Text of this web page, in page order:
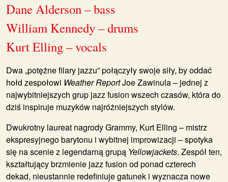
Dane Alderson – bass
William Kennedy – drums
Kurt Elling – vocals
Dwa „potężne filary jazzu” połączyły swoje siły, by oddać
hołd zespołowi Weather ReportJoe Zawinula – jednej z
najwybitniejszych grup jazz fusion wszech czasów, która do
dziś inspiruje muzyków najróżniejszych stylów.
Dwukrotny laureat nagrody Grammy, Kurt Elling – mistrz
ekspresyjnego barytonu i wybitnej improwizacji – spotyka
się na scenie z legendarną grupą Yellowjackets. Zespół ten,
kształtujący brzmienie jazz fusion od ponad czterech
dekad, nieustannie redefiniuje gatunek i wyznacza nowe